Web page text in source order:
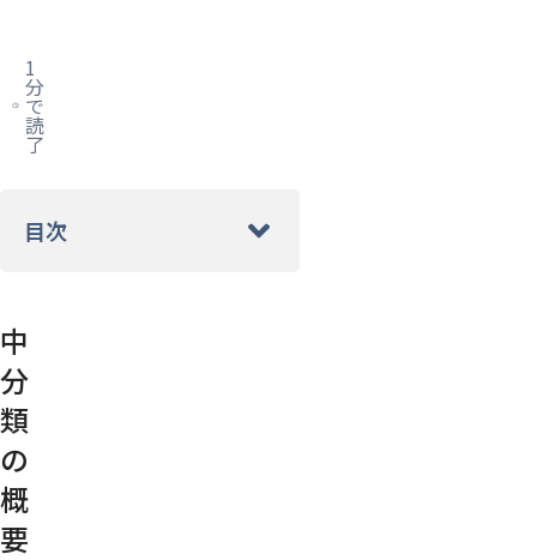
1
分
で
読
了
目次
中
分
類
の
概
要